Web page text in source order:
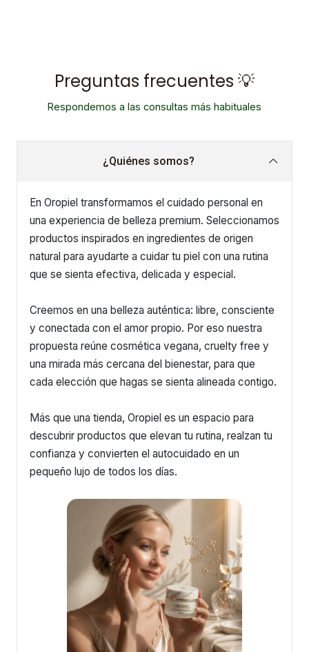
Preguntas frecuentes 💡
Respondemos a las consultas más habituales
¿Quiénes somos?
En Oropiel transformamos el cuidado personal en
una experiencia de belleza premium. Seleccionamos
productos inspirados en ingredientes de origen
natural para ayudarte a cuidar tu piel con una rutina
que se sienta efectiva, delicada y especial.
Creemos en una belleza auténtica: libre, consciente
y conectada con el amor propio. Por eso nuestra
propuesta reúne cosmética vegana, cruelty free y
una mirada más cercana del bienestar, para que
cada elección que hagas se sienta alineada contigo.
Más que una tienda, Oropiel es un espacio para
descubrir productos que elevan tu rutina, realzan tu
confianza y convierten el autocuidado en un
pequeño lujo de todos los días.